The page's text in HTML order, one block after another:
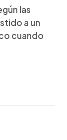
las
a un
cuando